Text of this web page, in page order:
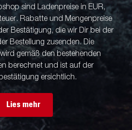
sind Ladenpreise in EUR,
Rabatte und Mengenpreise
Bestätigung, die wir Dir bei der
Bestellung zusenden. Die
gemäß den bestehenden
berechnet und ist auf der
ersichtlich.
Lies mehr